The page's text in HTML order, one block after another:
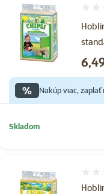
% Nakúp viac, zaplať
Skladom